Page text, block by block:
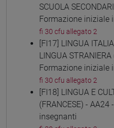
SCUOLA
Formazione iniziale
fi 30 cfu allegato 2
[FI17] LINGUA
LINGUA
Formazione iniziale
fi 30 cfu allegato 2
[FI18] LINGUA E
(FRANCESE) -
insegnanti